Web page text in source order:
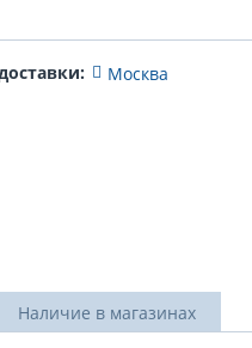
Москва
Наличие в магазинах